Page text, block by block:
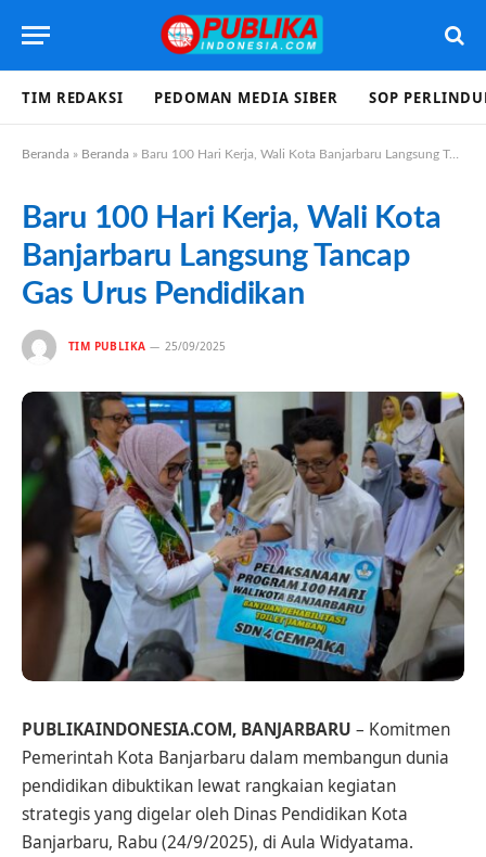
TIM REDAKSI PEDOMAN MEDIA SIBER SOP
Beranda » Beranda » Baru 100 Hari Kerja, Wali Kota Banjarbaru Langsung Tancap Gas Urus Pendidikan
Baru 100 Hari Kerja, Wali Kota
Banjarbaru Langsung Tancap
Gas Urus Pendidikan
TIM PUBLIKA 25/09/2025
PUBLIKAINDONESIA.COM, BANJARBARU – Komitmen
Pemerintah Kota Banjarbaru dalam membangun dunia
pendidikan dibuktikan lewat rangkaian kegiatan
strategis yang digelar oleh Dinas Pendidikan Kota
Banjarbaru, Rabu (24/9/2025), di Aula Widyatama.